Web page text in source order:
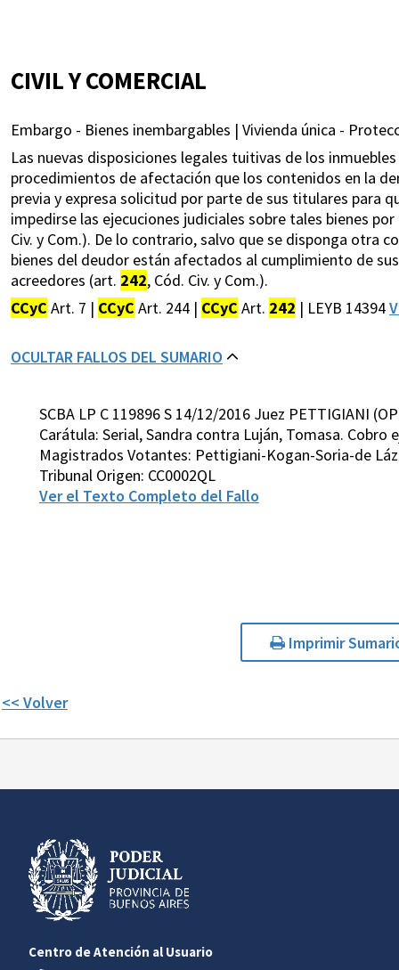
CIVIL Y COMERCIAL
Embargo - Bienes inembargables | Vivienda única -
Las nuevas disposiciones legales tuitivas de los
procedimientos de afectación que los contenidos en la
previa y expresa solicitud por parte de sus titulares para
impedirse las ejecuciones judiciales sobre tales bienes
Civ. y Com.). De lo contrario, salvo que se disponga otra
bienes del deudor están afectados al cumplimiento de
acreedores (art. 242, Cód. Civ. y Com.).
CCyC Art. 7 | CCyC Art. 244 | CCyC Art. 242 | LEYB 14394
OCULTAR FALLOS DEL SUMARIO
SCBA LP C 119896 S 14/12/2016 Juez PETTIGIANI
Carátula: Serial, Sandra contra Luján, Tomasa. Cobro
Magistrados Votantes: Pettigiani-Kogan-Soria-de
Tribunal Origen: CC0002QL
Ver el Texto Completo del Fallo
Imprimir
<< Volver
Centro de Atención al Usuario